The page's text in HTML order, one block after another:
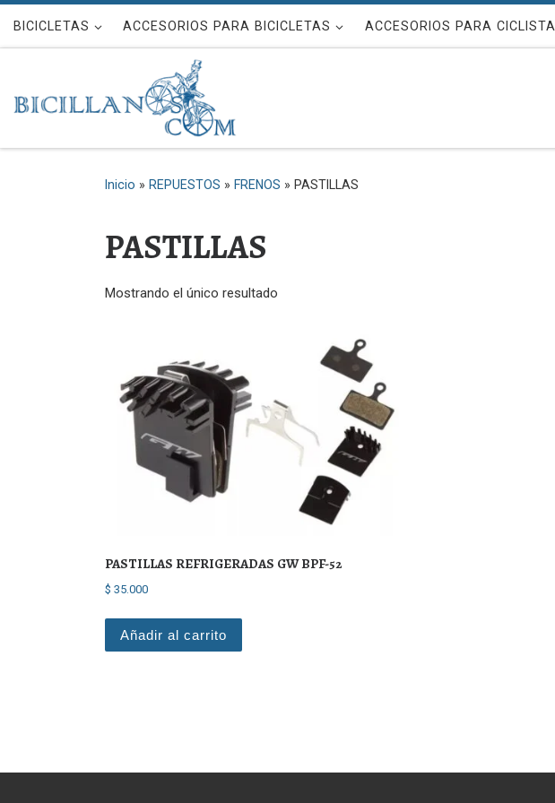
Saltar al contenido
BICICLETAS ACCESORIOS PARA BICICLETAS ACCESORIOS PARA CICLISTA
Inicio » REPUESTOS » FRENOS » PASTILLAS
PASTILLAS
Mostrando el único resultado
PASTILLAS REFRIGERADAS GW BPF-52
$ 35.000
Añadir al carrito